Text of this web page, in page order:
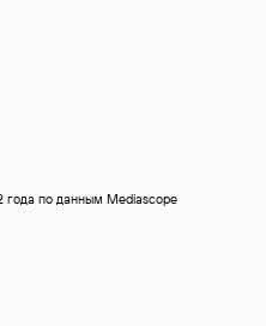
по данным Mediascope